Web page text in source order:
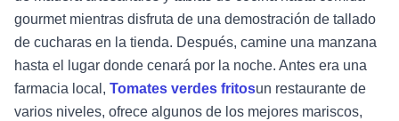
gourmet mientras disfruta de una demostración de tallado
de cucharas en la tienda. Después, camine una manzana
hasta el lugar donde cenará por la noche. Antes era una
farmacia local, Tomates verdes fritosun restaurante de
varios niveles, ofrece algunos de los mejores mariscos,